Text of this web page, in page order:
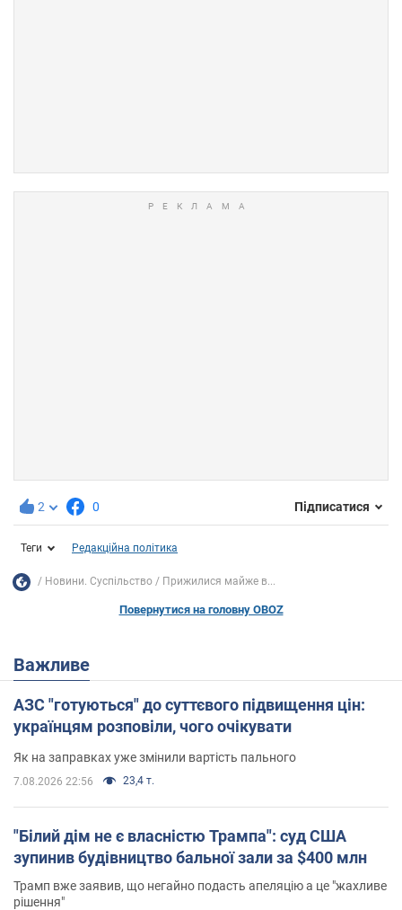
2 0 Підписатися
Теги Редакційна політика
Новини. Суспільство Прижилися майже в...
Повернутися на головну OBOZ
Важливе
АЗС "готуються" до суттєвого підвищення цін:
українцям розповіли, чого очікувати
Як на заправках уже змінили вартість пального
7.08.2026 22:56 23,4 т.
"Білий дім не є власністю Трампа": суд США
зупинив будівництво бальної зали за $400 млн
Трамп вже заявив, що негайно подасть апеляцію а це "жахливе
рішення"